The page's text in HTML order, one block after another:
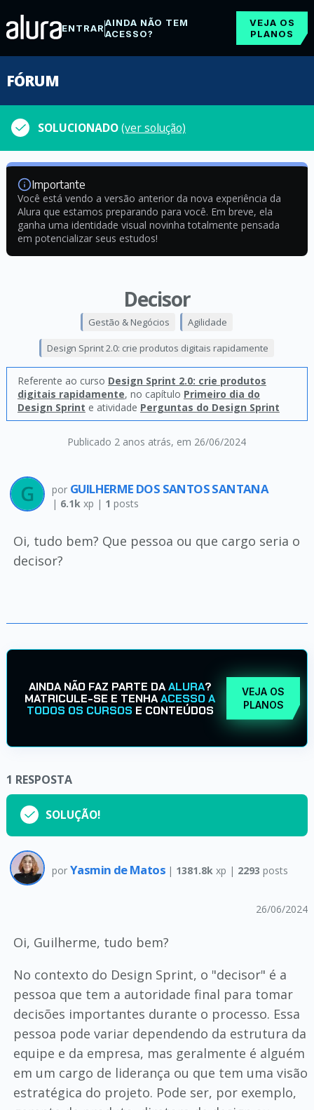
ENTRARAINDA NÃO TEM
ACESSO?
VEJA OS
PLANOS
FÓRUM
SOLUCIONADO(ver solução)
Importante
Você está vendo a versão anterior da nova experiência da
Alura que estamos preparando para você. Em breve, ela
ganha uma identidade visual novinha totalmente pensada
em potencializar seus estudos!
Decisor
Publicado 2 anos atrás, em 26/06/2024
Gestão & Negócios Agilidade
Design Sprint 2.0: crie produtos digitais rapidamente
Referente ao curso Design Sprint 2.0: crie produtos
digitais rapidamente, no capítulo Primeiro dia do
Design Sprint e atividade Perguntas do Design Sprint
por GUILHERME DOS SANTOS SANTANA
| 6.1kxp | 1 posts
Oi, tudo bem? Que pessoa ou que cargo seria o
decisor?
AINDA NÃO FAZ PARTE DAALURA?
MATRICULE-SE E TENHAACESSO A
TODOS OS CURSOS E CONTEÚDOS
VEJA OS
PLANOS
1 RESPOSTA
SOLUÇÃO!
por Yasmin de Matos | 1381.8k xp | 2293 posts
26/06/2024
Oi, Guilherme, tudo bem?
No contexto do Design Sprint, o "decisor" é a
pessoa que tem a autoridade final para tomar
decisões importantes durante o processo. Essa
pessoa pode variar dependendo da estrutura da
equipe e da empresa, mas geralmente é alguém
em um cargo de liderança ou que tem uma visão
estratégica do projeto. Pode ser, por exemplo,